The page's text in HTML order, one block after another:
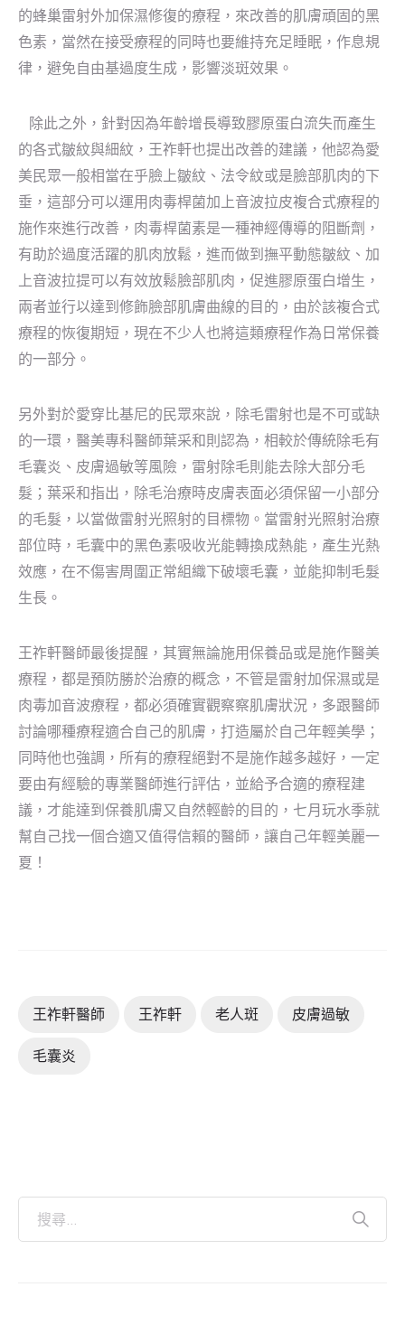
的蜂巢雷射外加保濕修復的療程，來改善的肌膚頑固的黑
色素，當然在接受療程的同時也要維持充足睡眠，作息規
律，避免自由基過度生成，影響淡斑效果。
除此之外，針對因為年齡增長導致膠原蛋白流失而產生
的各式皺紋與細紋，王祚軒也提出改善的建議，他認為愛
美民眾一般相當在乎臉上皺紋、法令紋或是臉部肌肉的下
垂，這部分可以運用肉毒桿菌加上音波拉皮複合式療程的
施作來進行改善，肉毒桿菌素是一種神經傳導的阻斷劑，
有助於過度活躍的肌肉放鬆，進而做到撫平動態皺紋、加
上音波拉提可以有效放鬆臉部肌肉，促進膠原蛋白增生，
兩者並行以達到修飾臉部肌膚曲線的目的，由於該複合式
療程的恢復期短，現在不少人也將這類療程作為日常保養
的一部分。
另外對於愛穿比基尼的民眾來說，除毛雷射也是不可或缺
的一環，醫美專科醫師葉采和則認為，相較於傳統除毛有
毛囊炎、皮膚過敏等風險，雷射除毛則能去除大部分毛
髮；葉采和指出，除毛治療時皮膚表面必須保留一小部分
的毛髮，以當做雷射光照射的目標物。當雷射光照射治療
部位時，毛囊中的黑色素吸收光能轉換成熱能，產生光熱
效應，在不傷害周圍正常組織下破壞毛囊，並能抑制毛髮
生長。
王祚軒醫師最後提醒，其實無論施用保養品或是施作醫美
療程，都是預防勝於治療的概念，不管是雷射加保濕或是
肉毒加音波療程，都必須確實觀察察肌膚狀況，多跟醫師
討論哪種療程適合自己的肌膚，打造屬於自己年輕美學；
同時他也強調，所有的療程絕對不是施作越多越好，一定
要由有經驗的專業醫師進行評估，並給予合適的療程建
議，才能達到保養肌膚又自然輕齡的目的，七月玩水季就
幫自己找一個合適又值得信賴的醫師，讓自己年輕美麗一
夏！
王祚軒醫師 王祚軒 老人斑 皮膚過敏
毛囊炎